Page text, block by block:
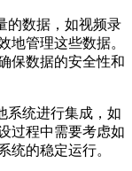
的数据，如视频录
地管理这些数据。
保数据的安全性和
系统进行集成，如
过程中需要考虑如
统的稳定运行。